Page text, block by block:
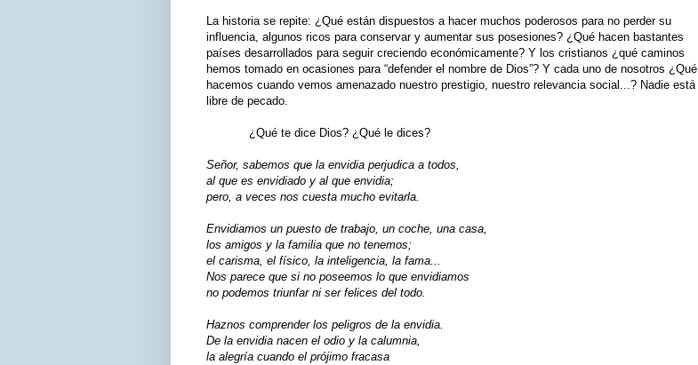
La historia se repite: ¿Qué están dispuestos a hacer muchos poderosos para no perder su
influencia, algunos ricos para conservar y aumentar sus posesiones? ¿Qué hacen bastantes
países desarrollados para seguir creciendo económicamente? Y los cristianos ¿qué caminos
hemos tomado en ocasiones para “defender el nombre de Dios”? Y cada uno de nosotros ¿Qué
hacemos cuando vemos amenazado nuestro prestigio, nuestro relevancia social...? Nadie está
libre de pecado.
¿Qué te dice Dios? ¿Qué le dices?
Señor, sabemos que la envidia perjudica a todos,
al que es envidiado y al que envidia;
pero, a veces nos cuesta mucho evitarla.
Envidiamos un puesto de trabajo, un coche, una casa,
los amigos y la familia que no tenemos;
el carisma, el físico, la inteligencia, la fama...
Nos parece que si no poseemos lo que envidiamos
no podemos triunfar ni ser felices del todo.
Haznos comprender los peligros de la envidia.
De la envidia nacen el odio y la calumnia,
la alegría cuando el prójimo fracasa